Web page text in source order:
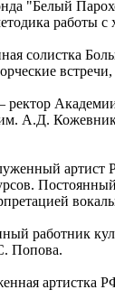
"Белый
работы
солистка
ректор
А.Д.
артист
работник
Попова.
артистка